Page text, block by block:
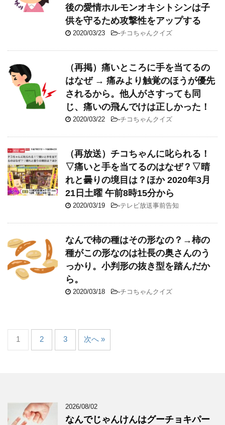
後の愛情ホルモンオキシトシンは子
供を守るため攻撃性をアップする
2020/03/23 -チコちゃんクイズ
（再掲）痛いところに手を当てるの
はなぜ → 痛みより触覚のほうが優先
されるから。他人がさすっても同
じ、痛いの飛んでけは正しかった！
2020/03/22 -チコちゃんクイズ
（再放送）チコちゃんに叱られる！
▽痛いと手を当てるのはなぜ？▽晴
れと曇りの境目は？ほか 2020年3月
21日土曜 午前8時15分から
2020/03/19 -テレビ放送事前告知
なんで柿の種はその形なの？→柿の
種がこの形なのは社長の奥さんのう
っかり。小判形の抜き型を踏んだか
ら。
2020/03/18 -チコちゃんクイズ
1 2 3 次へ »
2026/08/02
なんでじゃんけんはグーチョキパー